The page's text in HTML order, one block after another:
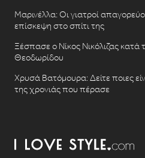
Μαρινέλλα: Οι γιατροί
επίσκεψη στο σπίτι της
Ξέσπασε ο Νίκος Νικόλιζας κατά
Θεοδωρίδου
Χρυσά Βατόμουρα: Δείτε ποιες
της χρονιάς που πέρασε